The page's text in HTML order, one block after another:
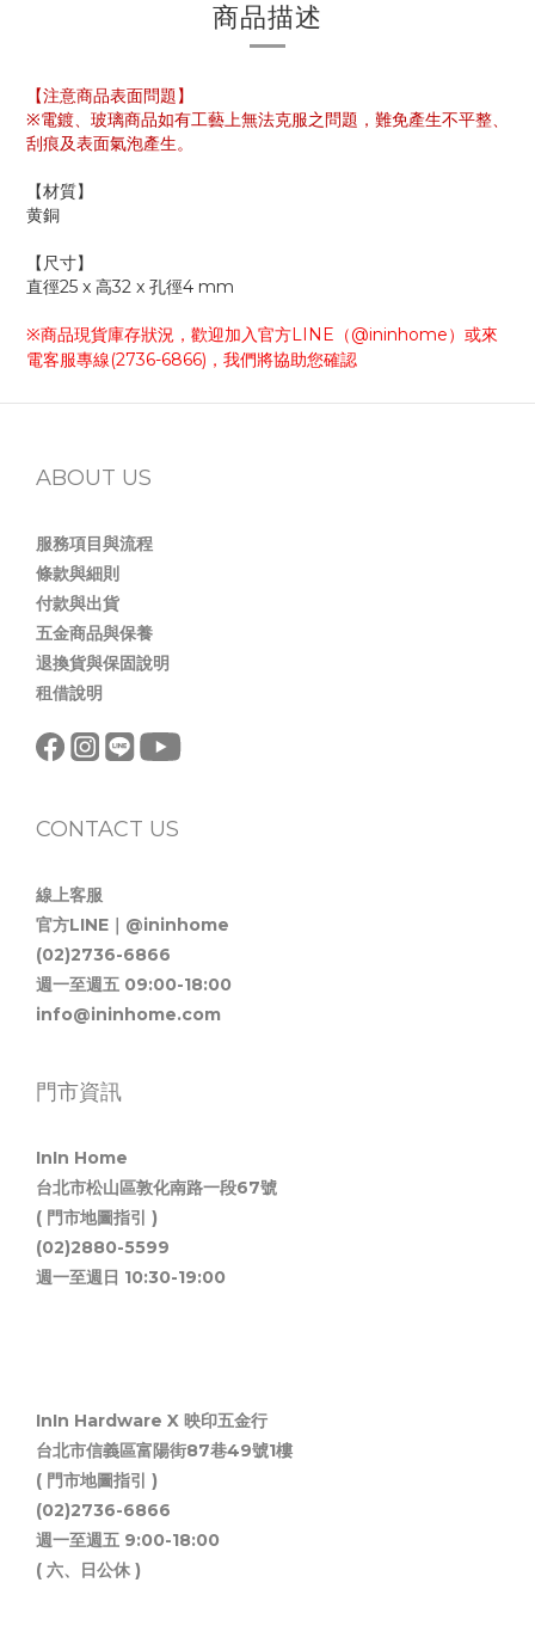
商品描述
【注意商品表面問題】
※電鍍、玻璃商品如有工藝上無法克服之問題，難免產生不平整、
刮痕及表面氣泡產生。
【材質】
黄銅
【尺寸】
直徑25 x 高32 x 孔徑4 mm
※商品現貨庫存狀況，歡迎加入官方LINE （ @ininhome ）或來
電客服專線 (2736-6866) ，我們將協助您確認
ABOUT US
服務項目與流程
條款與細則
付款與出貨
五金商品與保養
退換貨與保固說明
租借說明
CONTACT US
線上客服
官方LINE｜@ininhome
(02)2736-6866
週一至週五 09:00-18:00
info@ininhome.com
門市資訊
InIn Home
台北市松山區敦化南路一段67號
( 門市地圖指引 )
(02)2880-5599
週一至週日 10:30-19:00
InIn Hardware X 映印五金行
台北市信義區富陽街87巷49號1樓
( 門市地圖指引 )
(02)2736-6866
週一至週五 9:00-18:00
( 六、日公休 )